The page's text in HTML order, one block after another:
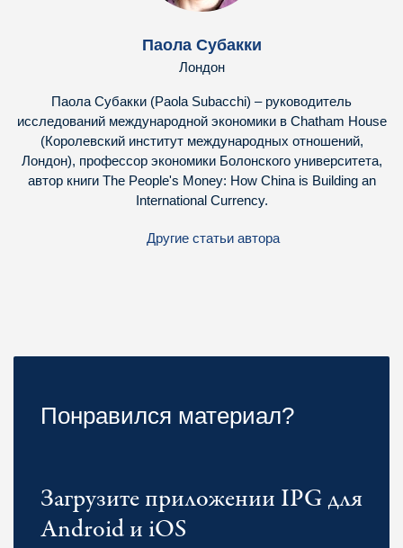
Паола Субакки
Лондон
Паола Субакки (Paola Subacchi) – руководитель
исследований международной экономики в Chatham House
(Королевский институт международных отношений,
Лондон), профессор экономики Болонского университета,
автор книги The People's Money: How China is Building an
International Currency.
Другие статьи автора
Понравился материал?
Загрузите приложении IPG для
Android и iOS